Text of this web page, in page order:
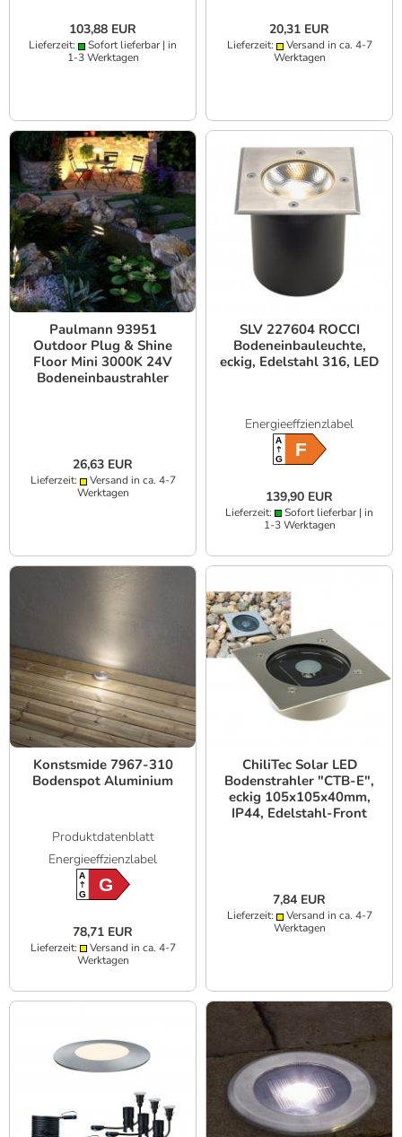
103,88 EUR
Lieferzeit:
Sofort lieferbar | in
1-3 Werktagen
20,31 EUR
Lieferzeit:
Versand in ca. 4-7
Werktagen
Paulmann 93951
Outdoor Plug & Shine
Floor Mini 3000K 24V
Bodeneinbaustrahler
26,63 EUR
Lieferzeit:
Versand in ca. 4-7
Werktagen
SLV 227604 ROCCI
Bodeneinbauleuchte,
eckig, Edelstahl 316, LED
Energieeffzienzlabel
A
GF
139,90 EUR
Lieferzeit:
Sofort lieferbar | in
1-3 Werktagen
Konstsmide 7967-310
Bodenspot Aluminium
Produktdatenblatt
Energieeffzienzlabel
A
GG
78,71 EUR
Lieferzeit:
Versand in ca. 4-7
Werktagen
ChiliTec Solar LED
Bodenstrahler "CTB-E",
eckig 105x105x40mm,
IP44, Edelstahl-Front
7,84 EUR
Lieferzeit:
Versand in ca. 4-7
Werktagen